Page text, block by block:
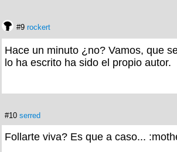
#9 rockert
Hace un minuto ¿no? Vamos, que
lo ha escrito ha sido el propio autor.
#10 serred
Follarte viva? Es que a caso...